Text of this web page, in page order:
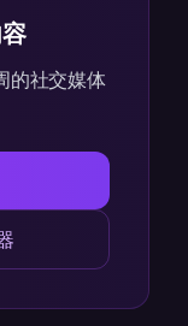
的社交媒体